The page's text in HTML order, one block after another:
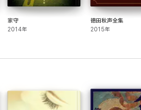
家守
2014年
徳田秋声全集
2015年